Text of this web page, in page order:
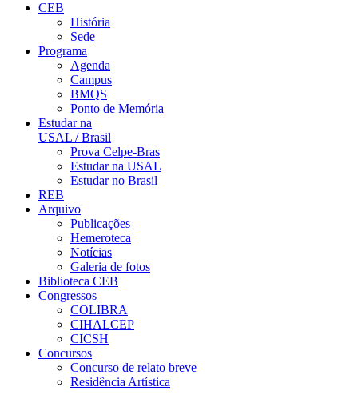
CEB
História
Sede
Programa
Agenda
Campus
BMQS
Ponto de Memória
Estudar na
USAL / Brasil
Prova Celpe-Bras
Estudar na USAL
Estudar no Brasil
REB
Arquivo
Publicações
Hemeroteca
Notícias
Galeria de fotos
Biblioteca CEB
Congressos
COLIBRA
CIHALCEP
CICSH
Concursos
Concurso de relato breve
Residência Artística